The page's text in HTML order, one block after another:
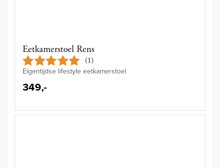
Eetkamerstoel Rens
(1)
Eigentijdse lifestyle eetkamerstoel
349,-